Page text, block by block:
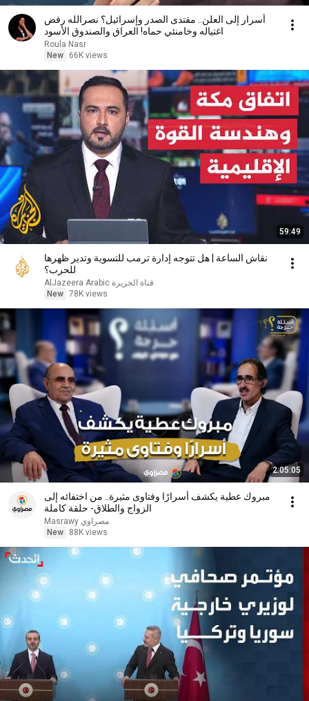
أسرار إلى العلن.. مقتدى الصدر وإسرائيل؟ نصرالله رفض
اغتياله وخامنئي حماه! العراق والصندوق الأسود
Roula Nasr
New
66K views
59:49
نقاش الساعة | هل تتوجه إدارة ترمب للتسوية وتدير ظهرها
للحرب؟
AlJazeera Arabic قناة الجزيرة
New 78K views
2:05:05
مبروك عطية يكشف أسرارًا وفتاوى مثيرة.. من اختفائه إلى
الزواج والطلاق- حلقة كاملة
مصراوي Masrawy
New
88K views